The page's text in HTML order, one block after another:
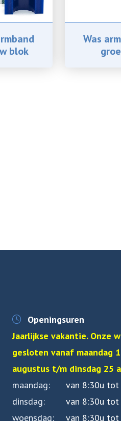
blok
Was
Openingsuren
Jaarlijkse vakantie. Onze
gesloten vanaf maandag
augustus t/m dinsdag 25
maandag
van 8:30u tot
dinsdag
van 8:30u tot
woensdag
van 8:30u tot